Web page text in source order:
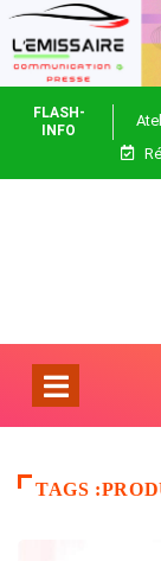
FLASH-
INFO
TAGS